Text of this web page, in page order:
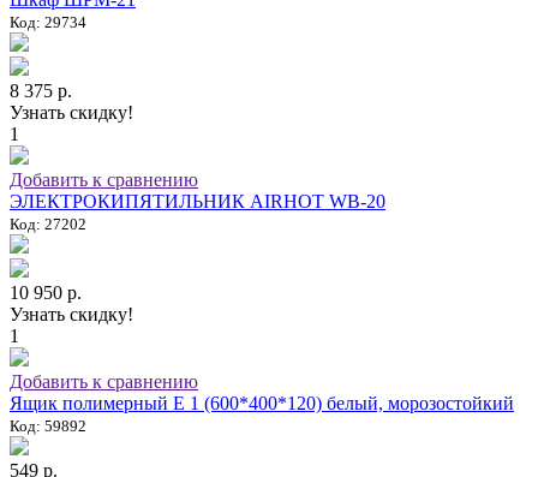
Код: 29734
8 375 р.
Узнать скидку!
1
Добавить к сравнению
ЭЛЕКТРОКИПЯТИЛЬНИК AIRHOT WB-20
Код: 27202
10 950 р.
Узнать скидку!
1
Добавить к сравнению
Ящик полимерный E 1 (600*400*120) белый, морозостойкий
Код: 59892
549 р.